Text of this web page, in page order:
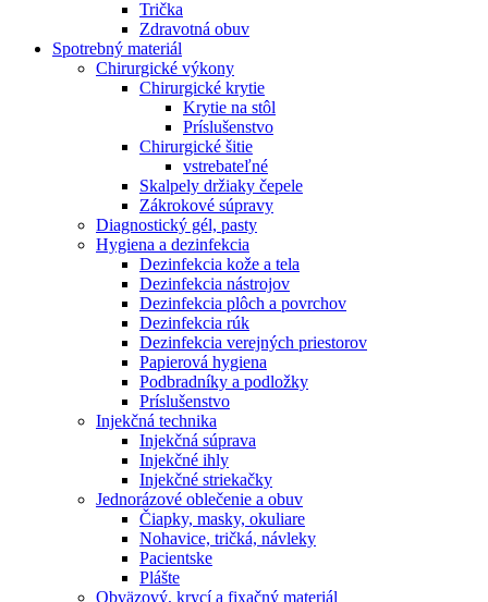
Trička
Zdravotná obuv
Spotrebný materiál
Chirurgické výkony
Chirurgické krytie
Krytie na stôl
Príslušenstvo
Chirurgické šitie
vstrebateľné
Skalpely držiaky čepele
Zákrokové súpravy
Diagnostický gél, pasty
Hygiena a dezinfekcia
Dezinfekcia kože a tela
Dezinfekcia nástrojov
Dezinfekcia plôch a povrchov
Dezinfekcia rúk
Dezinfekcia verejných priestorov
Papierová hygiena
Podbradníky a podložky
Príslušenstvo
Injekčná technika
Injekčná súprava
Injekčné ihly
Injekčné striekačky
Jednorázové oblečenie a obuv
Čiapky, masky, okuliare
Nohavice, tričká, návleky
Pacientske
Plášte
Obväzový, krycí a fixačný materiál